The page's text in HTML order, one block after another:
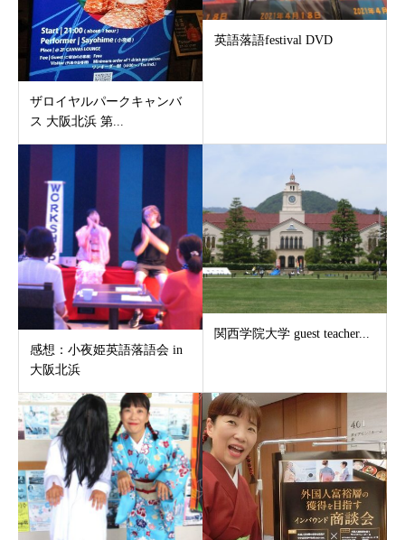
ザロイヤルパークキャンバ
ス 大阪北浜 第...
英語落語festival DVD
感想：小夜姫英語落語会 in
大阪北浜
関西学院大学 guest teacher...